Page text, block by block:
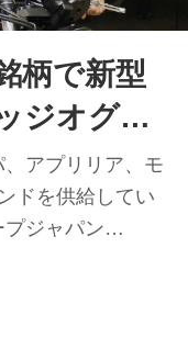
柄で新型
ジオグル
ネリ・
長 【2023
年抱負】
アプリリア、モ
ドを供給してい
ジャパン
やしており、現
プリリア38店